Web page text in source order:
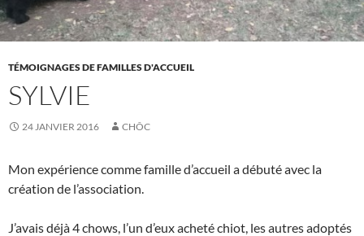
TÉMOIGNAGES DE FAMILLES D'ACCUEIL
SYLVIE
24 JANVIER 2016 CHÔC
Mon expérience comme famille d’accueil a débuté avec la
création de l’association.
J’avais déjà 4 chows, l’un d’eux acheté chiot, les autres adoptés